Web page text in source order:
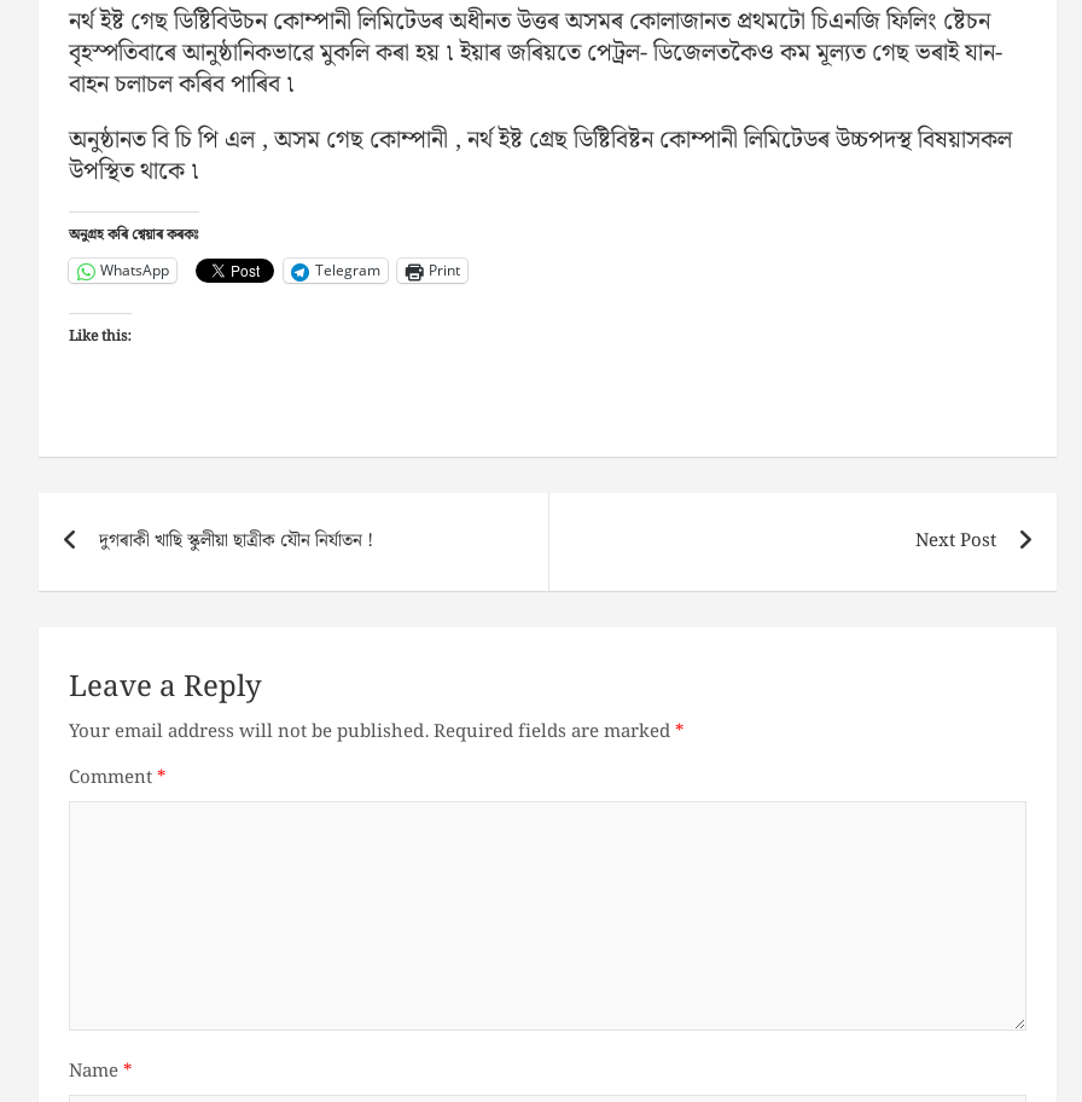
নৰ্থ ইষ্ট গেছ ডিষ্টিবিউচন কোম্পানী লিমিটেডৰ অধীনত উত্তৰ অসমৰ কোলাজানত প্ৰথমটো চিএনজি ফিলিং ষ্টেচন
বৃহস্পতিবাৰে আনুষ্ঠানিকভাৱে মুকলি কৰা হয় ৷ ইয়াৰ জৰিয়তে পেট্ৰল- ডিজেলতকৈও কম মূল্যত গেছ ভৰাই যান-
বাহন চলাচল কৰিব পাৰিব ৷
অনুষ্ঠানত বি চি পি এল , অসম গেছ কোম্পানী , নৰ্থ ইষ্ট গ্ৰেছ ডিষ্টিবিষ্টন কোম্পানী লিমিটেডৰ উচ্চপদস্থ বিষয়াসকল
উপস্থিত থাকে ৷
অনুগ্ৰহ কৰি শ্বেয়াৰ কৰকঃ
WhatsApp Telegram Print
Like this:
Post
navigation
দুগৰাকী খাছি স্কুলীয়া ছাত্ৰীক যৌন নিৰ্যাতন ! Next Post
Leave a Reply
Your email address will not be published.Required fields are marked*
Comment*
Name*